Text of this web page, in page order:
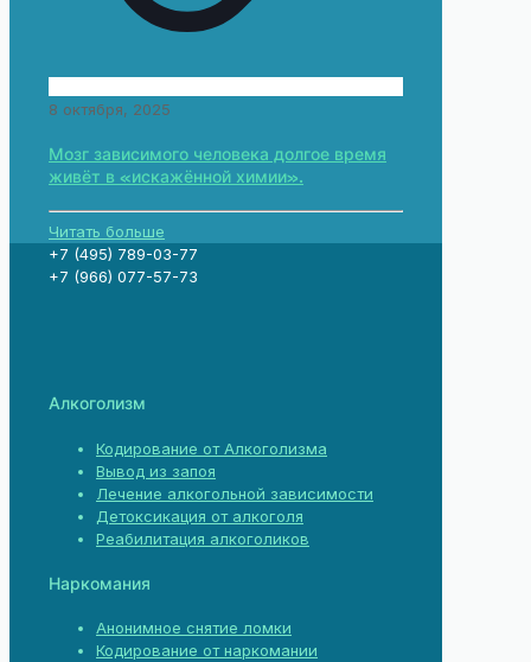
8 октября, 2025
Мозг зависимого человека долгое время
живёт в «искажённой химии».
Читать больше
+7 (495) 789-03-77
+7 (966) 077-57-73
Алкоголизм
Кодирование от Алкоголизма
Вывод из запоя
Лечение алкогольной зависимости
Детоксикация от алкоголя
Реабилитация алкоголиков
Наркомания
Анонимное снятие ломки
Кодирование от наркомании